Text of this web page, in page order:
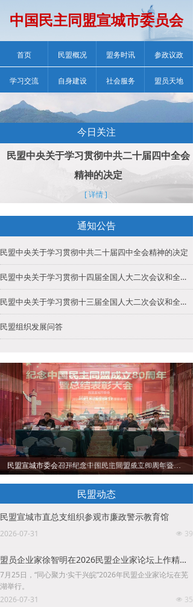
中国民主同盟宣城市委员会
首页 民盟概况 盟务时讯 参政议政
学习交流 自身建设 社会服务 盟员天地
通知公告
[ 详情 ]
民盟中央关于学习贯彻中共二十届四中全会
精神的决定
今日关注
民盟宣城市委会召开纪念中国民主同盟成立80周年暨总结表彰会议
民盟宣城市委会2024年度工作总结暨盟务工作表彰会议召开
民盟宣城市直总支组织参观市廉政警示教育馆
넶 39
2026-07-31
盟员企业家徐智明在2026民盟企业家论坛上作精彩发言
7月25日，“同心聚力·实干兴皖”2026年民盟企业家论坛在芜
湖举行。
넶 35
2026-07-31
民盟动态
民盟中央关于学习贯彻中共二十届四中全会精神的决定
民盟中央关于学习贯彻十四届全国人大二次会议和全国政协十四届二次会议精神的决定
民盟中央关于学习贯彻十三届全国人大二次会议和全国政协十三届二次会议精神的决定
民盟组织发展问答